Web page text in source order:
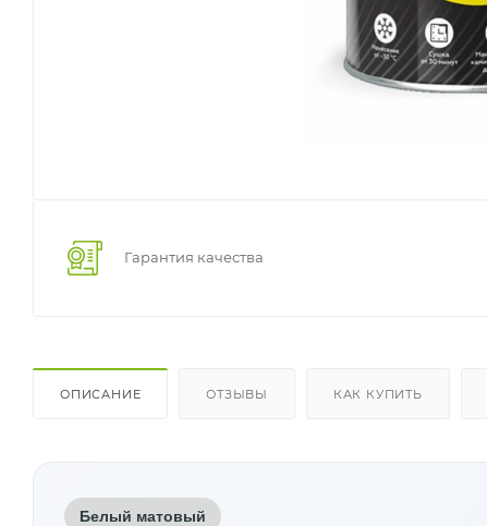
Гарантия качества
ОПИСАНИЕ ОТЗЫВЫ КАК КУПИТЬ
Белый матовый